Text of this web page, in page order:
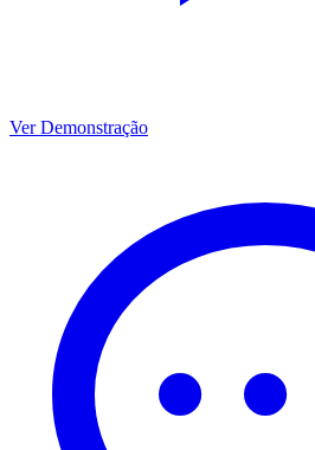
Ver Demonstração